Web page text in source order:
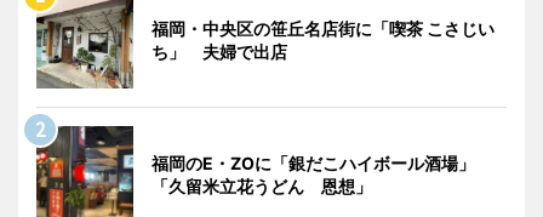
福岡・中央区の笹丘名店街に「喫茶 こさじい
ち」 夫婦で出店
福岡のE・ZOに「銀だこハイボール酒場」
「久留米立花うどん 恩想」